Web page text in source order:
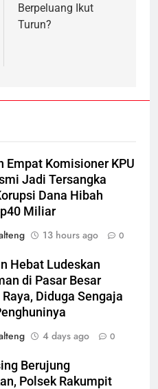
Berpeluang Ikut
Turun?
Empat Komisioner KPU
Jadi Tersangka
Dana Hibah
Miliar
13 hours ago 0
Hebat Ludeskan
di Pasar Besar
Diduga Sengaja
4 days ago 0
Berujung
Polsek Rakumpit